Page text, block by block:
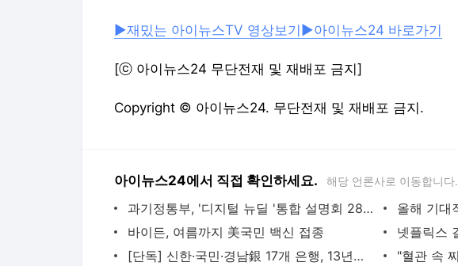
▶재밌는 아이뉴스TV 영상보기 ▶아이뉴스24 바로가기
[ⓒ 아이뉴스24 무단전재 및 재배포 금지]
Copyright © 아이뉴스24. 무단전재 및 재배포 금지.
아이뉴스24에서 직접 확인하세요. 해당 언론사로 이동합니다.
과기정통부, '디지털 뉴딜 '통합 설명회 28일 개최
바이든, 여름까지 美국민 백신 접종
[단독] 신한·국민·경남銀 17개 은행, 13년만에 해외펀드 환차익 세액 1340억 돌려준다